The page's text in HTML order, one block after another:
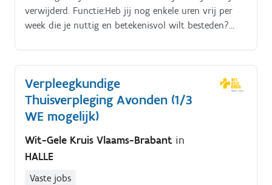
verwijderd. Functie:Heb jij nog enkele uren vrij per
week die je nuttig en betekenisvol wilt besteden?
Verpleegkundige
Thuisverpleging Avonden (1/3
WE mogelijk)
Wit-Gele Kruis Vlaams-Brabant in
HALLE
Vaste jobs